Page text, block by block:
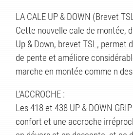
LA CALE UP & DOWN (Brevet
Cette nouvelle cale de montée,
Up & Down, brevet TSL, permet
de pente et améliore
marche en montée comme n
L’ACCROCHE :
Les 418 et 438 UP & DOWN
confort et une accroche